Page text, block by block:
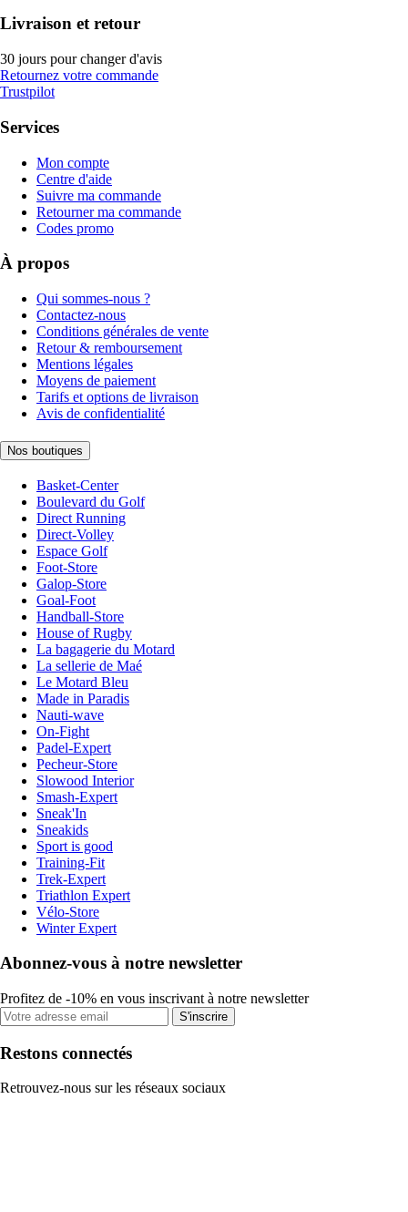
Livraison et retour
30 jours pour changer d'avis
Retournez votre commande
Trustpilot
Services
Mon compte
Centre d'aide
Suivre ma commande
Retourner ma commande
Codes promo
À propos
Qui sommes-nous ?
Contactez-nous
Conditions générales de vente
Retour & remboursement
Mentions légales
Moyens de paiement
Tarifs et options de livraison
Avis de confidentialité
Nos boutiques
Basket-Center
Boulevard du Golf
Direct Running
Direct-Volley
Espace Golf
Foot-Store
Galop-Store
Goal-Foot
Handball-Store
House of Rugby
La bagagerie du Motard
La sellerie de Maé
Le Motard Bleu
Made in Paradis
Nauti-wave
On-Fight
Padel-Expert
Pecheur-Store
Slowood Interior
Smash-Expert
Sneak'In
Sneakids
Sport is good
Training-Fit
Trek-Expert
Triathlon Expert
Vélo-Store
Winter Expert
Abonnez-vous à notre newsletter
Profitez de -10% en vous inscrivant à notre newsletter
S'inscrire
Restons connectés
Retrouvez-nous sur les réseaux sociaux